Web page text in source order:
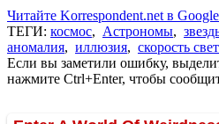
Читайте Korrespondent.net в
ТЕГИ: космос, Астрономы,
аномалия, иллюзия, скорость
Если вы заметили ошибку,
нажмите Ctrl+Enter, чтобы